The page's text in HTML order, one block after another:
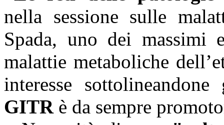
nella sessione sulle
Spada, uno dei massimi
malattie metaboliche
interesse
GITRè da sempre